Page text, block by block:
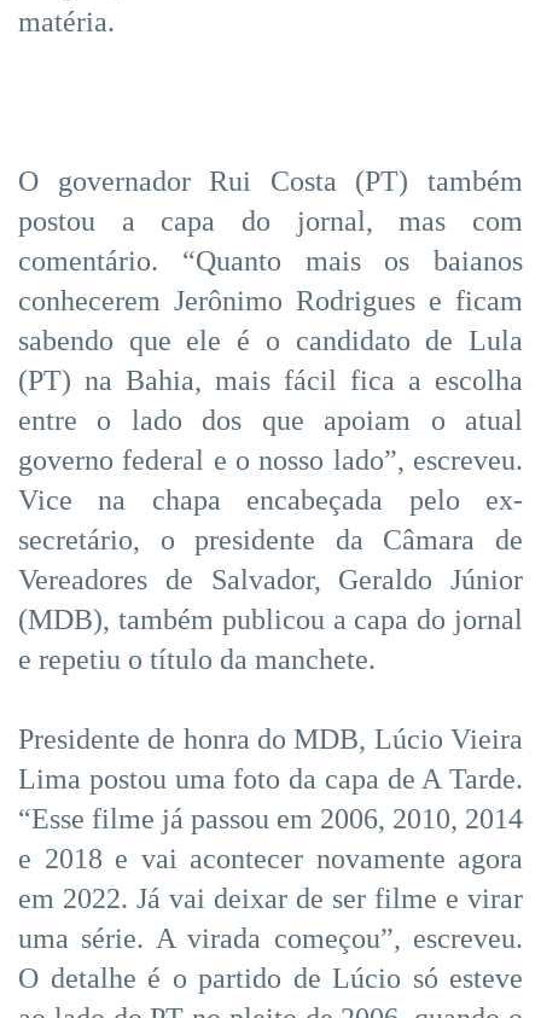
matéria.
O governador Rui Costa (PT) também
postou a capa do jornal, mas com
comentário. “Quanto mais os baianos
conhecerem Jerônimo Rodrigues e ficam
sabendo que ele é o candidato de Lula
(PT) na Bahia, mais fácil fica a escolha
entre o lado dos que apoiam o atual
governo federal e o nosso lado”, escreveu.
Vice na chapa encabeçada pelo ex-
secretário, o presidente da Câmara de
Vereadores de Salvador, Geraldo Júnior
(MDB), também publicou a capa do jornal
e repetiu o título da manchete.
Presidente de honra do MDB, Lúcio Vieira
Lima postou uma foto da capa de A Tarde.
“Esse filme já passou em 2006, 2010, 2014
e 2018 e vai acontecer novamente agora
em 2022. Já vai deixar de ser filme e virar
uma série. A virada começou”, escreveu.
O detalhe é o partido de Lúcio só esteve